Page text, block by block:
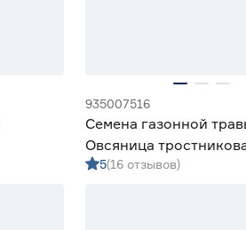
935007516
Семена газонной
Овсяница
5(16 отзывов)